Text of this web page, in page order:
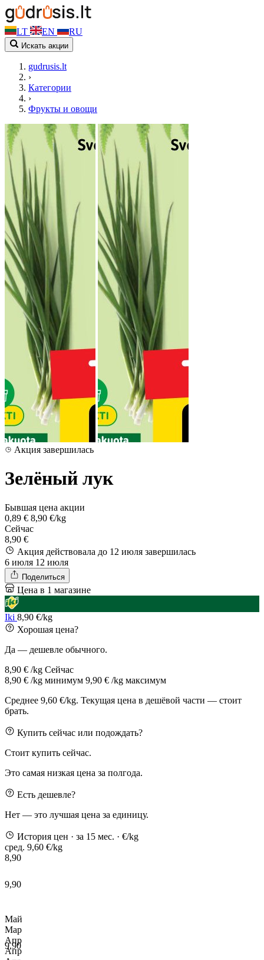
LT EN RU
Искать акции
gudrusis.lt
›
Категории
›
Фрукты и овощи
Акция завершилась
Зелёный лук
Бывшая цена акции
0,89 € 8,90 €/kg
Сейчас
8,90 €
Акция действовала до 12 июля завершилась
6 июля 12 июля
Поделиться
Цена в 1 магазине
Iki 8,90 €/kg
Хорошая цена?
Да — дешевле обычного.
8,90 € /kg Сейчас
8,90 € /kg минимум 9,90 € /kg максимум
Среднее 9,60 €/kg. Текущая цена в дешёвой части — стоит
брать.
Купить сейчас или подождать?
Стоит купить сейчас.
Это самая низкая цена за полгода.
Есть дешевле?
Нет — это лучшая цена за единицу.
История цен · за 15 мес. · €/kg
сред. 9,60 €/kg
8,90
9,90
9,90
Май
Мар
Апр
Апр